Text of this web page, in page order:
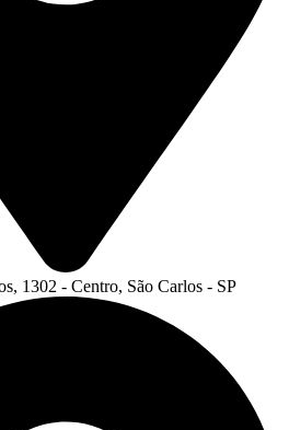
1302 - Centro, São Carlos - SP